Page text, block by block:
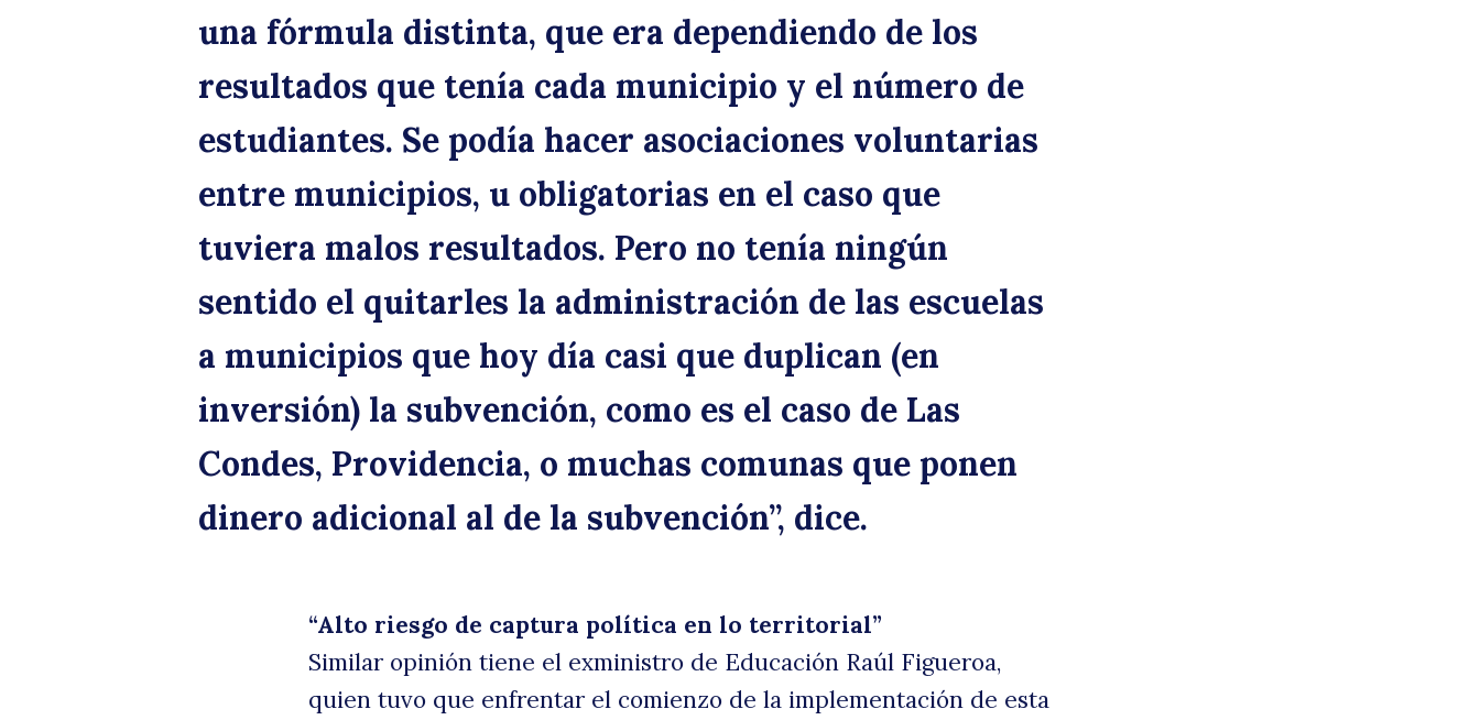
una fórmula distinta, que era dependiendo de los
resultados que tenía cada municipio y el número de
estudiantes. Se podía hacer asociaciones voluntarias
entre municipios, u obligatorias en el caso que
tuviera malos resultados. Pero no tenía ningún
sentido el quitarles la administración de las escuelas
a municipios que hoy día casi que duplican (en
inversión) la subvención, como es el caso de Las
Condes, Providencia, o muchas comunas que ponen
dinero adicional al de la subvención”, dice.
“Alto riesgo de captura política en lo territorial”
Similar opinión tiene el exministro de Educación Raúl Figueroa,
quien tuvo que enfrentar el comienzo de la implementación de esta